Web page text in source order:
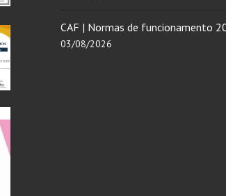
CAF | Normas de funcionamento
03/08/2026